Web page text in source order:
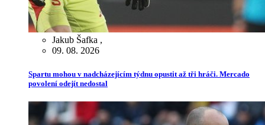
Jakub Šafka ,
09. 08. 2026
Spartu mohou v nadcházejícím týdnu opustit až tři hráči. Mercado
povolení odejít nedostal